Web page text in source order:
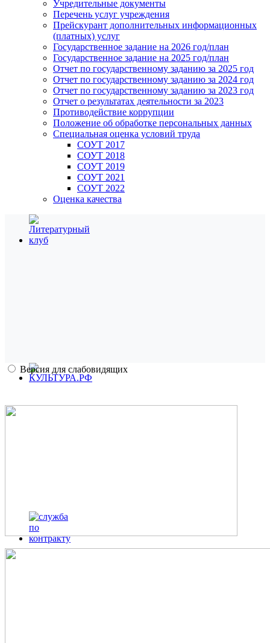
Учредительные документы
Перечень услуг учреждения
Прейскурант дополнительных информационных
(платных) услуг
Государственное задание на 2026 год/план
Государственное задание на 2025 год/план
Отчет по государственному заданию за 2025 год
Отчет по государственному заданию за 2024 год
Отчет по государственному заданию за 2023 год
Отчет о результатах деятельности за 2023
Противодействие коррупции
Положение об обработке персональных данных
Специальная оценка условий труда
СОУТ 2017
СОУТ 2018
СОУТ 2019
СОУТ 2021
СОУТ 2022
Оценка качества
Версия для слабовидящих